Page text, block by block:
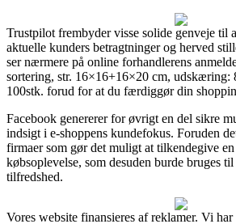
Trustpilot frembyder visse solide genveje til
aktuelle kunders betragtninger og herved
ser nærmere på online forhandlerens
sortering, str. 16×16+16×20 cm, udskæring:
100stk. forud for at du færdiggør din
Facebook genererer for øvrigt en del sikre
indsigt i e-shoppens kundefokus. Foruden
firmaer som gør det muligt at tilkendegive
købsoplevelse, som desuden burde bruges
tilfredshed.
Vores website finansieres af reklamer. Vi